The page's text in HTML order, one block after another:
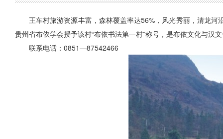
王车村旅游资源丰富，森林覆盖率达56%，风光秀丽，清龙
贵州省布依学会授予该村“布依书法第一村”称号，是布依文化与汉
联系电话：0851—87542466